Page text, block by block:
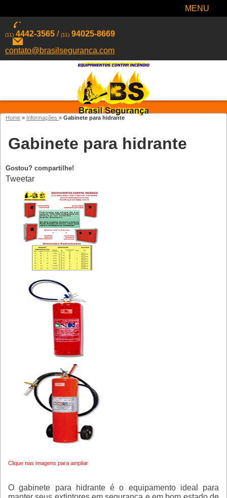
MENU
(11) 4442-3565 / (11) 94025-8669
contato@brasilseguranca.com
Home » Informações » Gabinete para hidrante
Gabinete para hidrante
Gostou? compartilhe!
Tweetar
Clique nas imagens para ampliar
Ogabinete para hidranteé o equipamento ideal para